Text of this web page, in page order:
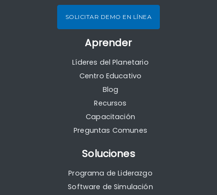
SOLICITAR DEMO EN LÍNEA
Aprender
Líderes del Planetario
Centro Educativo
Blog
Recursos
Capacitación
Preguntas Comunes
Soluciones
Programa de Liderazgo
Software de Simulación